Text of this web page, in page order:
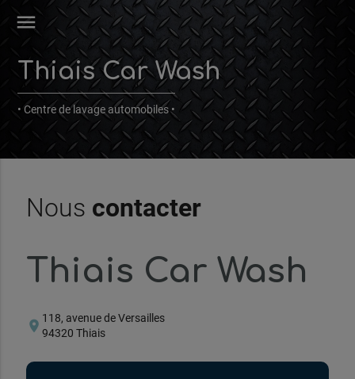
menu
Thiais Car Wash
• Centre de lavage automobiles •
Nous contacter
Thiais Car Wash
location_on 118, avenue de Versailles
94320 Thiais